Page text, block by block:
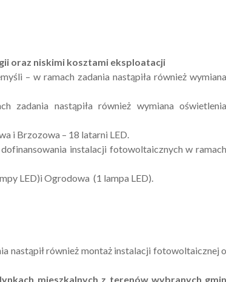
oraz niskimi kosztami eksploatacji
– w ramach zadania nastąpiła również wymiana
zadania nastąpiła również wymiana oświetlenia
i Brzozowa – 18 latarni LED.
instalacji fotowoltaicznych w ramach
LED)i Ogrodowa (1 lampa LED).
nastąpił również montaż instalacji fotowoltaicznej o
mieszkalnych z terenów wybranych gmin